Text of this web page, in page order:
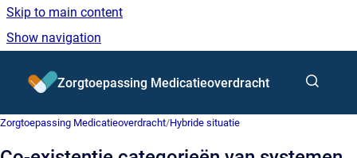
Skip to main content
Show navigation
Go to homepage
Zorgtoepassing Medicatieoverdracht
Zorgtoepassing Medicatieoverdracht/Hybride situatie